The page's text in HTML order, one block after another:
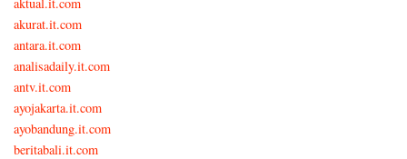
akurat.it.com
antara.it.com
analisadaily.it.com
antv.it.com
ayojakarta.it.com
ayobandung.it.com
beritabali.it.com